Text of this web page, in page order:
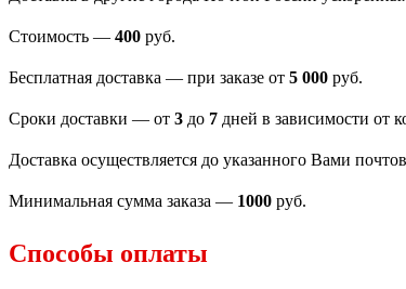
Стоимость — 400 руб.
Бесплатная доставка — при заказе от 5 000 руб.
Сроки доставки — от 3 до 7 дней в зависимости от
Доставка осуществляется до указанного Вами
Минимальная сумма заказа — 1000 руб.
Способы оплаты